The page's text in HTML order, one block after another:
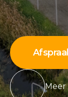
Meer